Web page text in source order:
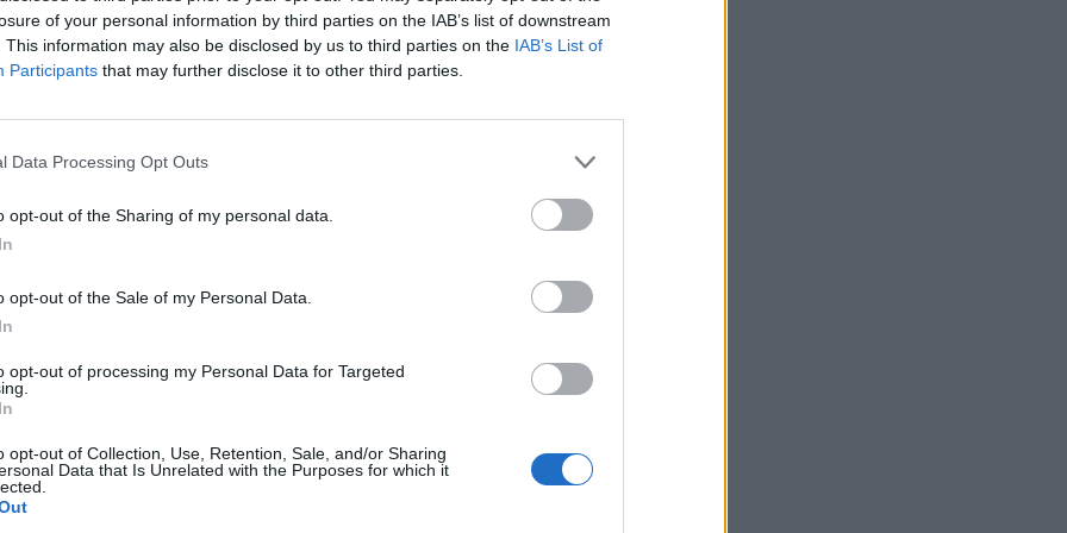
of your personal information by third parties on the IAB’s list of downstream
This information may also be disclosed by us to third parties on the IAB’s List of
Participants that may further disclose it to other third parties.
Data Processing Opt Outs
opt-out of the Sharing of my personal data.
opt-out of the Sale of my Personal Data.
opt-out of processing my Personal Data for Targeted
opt-out of Collection, Use, Retention, Sale, and/or Sharing
Data that Is Unrelated with the Purposes for which it
korun. Nejvíce peněz, bezmála 4 miliony korun, nyní
III/22919 a III/22916. Následují Zavidov (3,135 mil.
(2,140 mil. Kč). „Jde o první část schvalovaných žádostí,
žadateli podávány a hodnoceny odborem dopravy,“
až do konce září letošního roku.
U Příbramě